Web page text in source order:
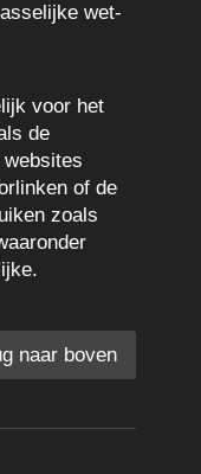
wet-
voor het
de
of de
zoals
naar boven